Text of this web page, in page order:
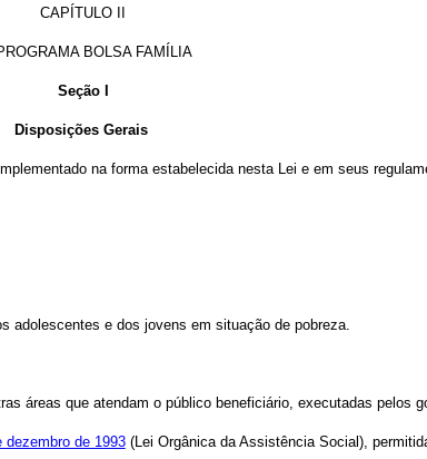
CAPÍTULO II
BOLSA FAMÍLIA
Seção I
Disposições Gerais
na forma estabelecida nesta Lei e em seus
adolescentes e dos jovens em situação de pobreza.
áreas que atendam o público beneficiário, executadas pelos
dezembro de 1993(Lei Orgânica da Assistência Social),